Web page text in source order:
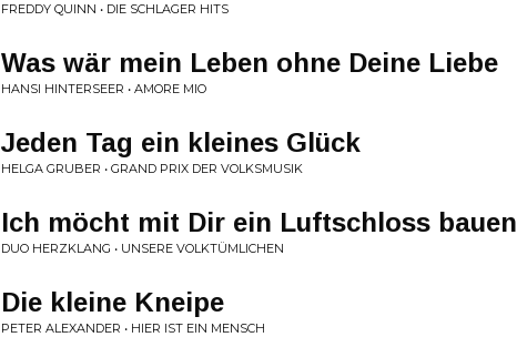
FREDDY QUINN • DIE SCHLAGER HITS
Was wär mein Leben ohne Deine Liebe
HANSI HINTERSEER • AMORE MIO
Jeden Tag ein kleines Glück
HELGA GRUBER • GRAND PRIX DER VOLKSMUSIK
Ich möcht mit Dir ein Luftschloss bauen
DUO HERZKLANG • UNSERE VOLKTÜMLICHEN
Die kleine Kneipe
PETER ALEXANDER • HIER IST EIN MENSCH